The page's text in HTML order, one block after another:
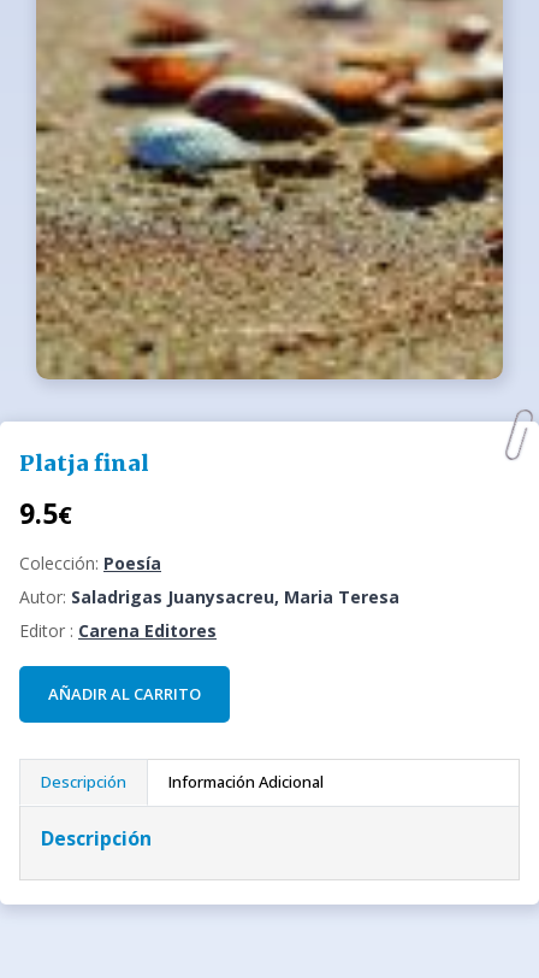
Platja final
9.5€
Colección: Poesía
Autor: Saladrigas Juanysacreu, Maria Teresa
Editor : Carena Editores
AÑADIR AL CARRITO
Descripción Información Adicional
Descripción